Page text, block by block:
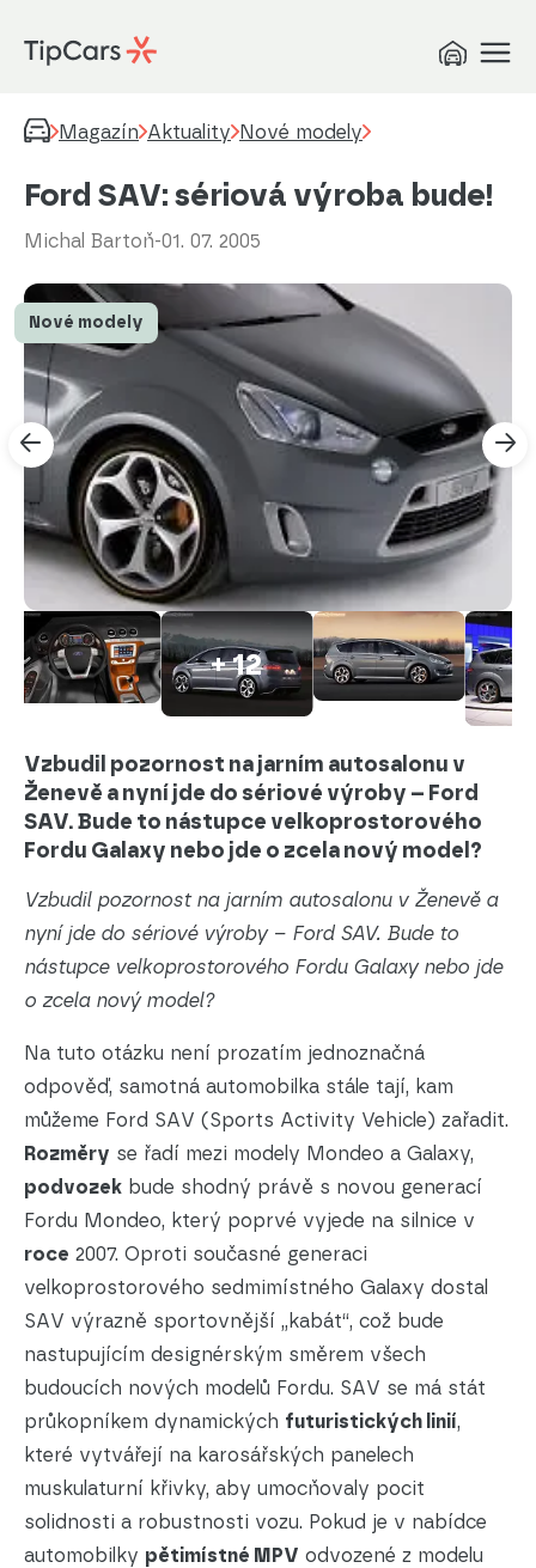
Magazín Aktuality Nové modely
Ford SAV: sériová výroba bude!
Michal Bartoň-01. 07. 2005
+ 12
Nové modely
Vzbudil pozornost na jarním autosalonu v
Ženevě a nyní jde do sériové výroby – Ford
SAV. Bude to nástupce velkoprostorového
Fordu Galaxy nebo jde o zcela nový model?
Vzbudil pozornost na jarním autosalonu v Ženevě a
nyní jde do sériové výroby – Ford SAV. Bude to
nástupce velkoprostorového Fordu Galaxy nebo jde
o zcela nový model?
Na tuto otázku není prozatím jednoznačná
odpověď, samotná automobilka stále tají, kam
můžeme Ford SAV (Sports Activity Vehicle) zařadit.
Rozměry se řadí mezi modely Mondeo a Galaxy,
podvozek bude shodný právě s novou generací
Fordu Mondeo, který poprvé vyjede na silnice v
roce 2007. Oproti současné generaci
velkoprostorového sedmimístného Galaxy dostal
SAV výrazně sportovnější „kabát“, což bude
nastupujícím designérským směrem všech
budoucích nových modelů Fordu. SAV se má stát
průkopníkem dynamických futuristických linií,
které vytvářejí na karosářských panelech
muskulaturní křivky, aby umocňovaly pocit
solidnosti a robustnosti vozu. Pokud je v nabídce
automobilky pětimístné MPV odvozené z modelu